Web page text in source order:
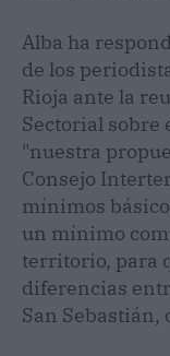
Alba ha
de los
Rioja ante la
Sectorial sobre
"nuestra
Consejo
mínimos
un mínimo
territorio, para
diferencias
San Sebastián,